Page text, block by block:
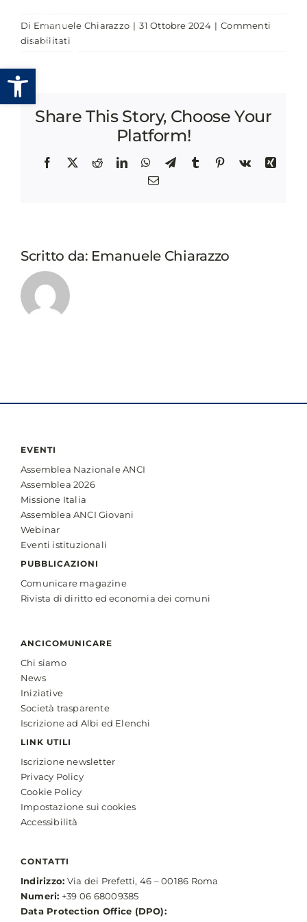
Apri la barra degli strumenti
contenuto
Di Emanuele Chiarazzo | 31 Ottobre 2024 | Commenti
disabilitatisu
ATTRATTIVITÀ
TERRITORIALE:
FINANZIAMENTI
IL
Share This Story, Choose Your
Platform!
Facebook
X RedditLinkedInWhatsApp
TelegramTumblr Pinterest
Vk Xing
Email
Scritto da: Emanuele Chiarazzo
EVENTI
Assemblea Nazionale ANCI
Assemblea 2026
Missione Italia
Assemblea ANCI Giovani
Webinar
Eventi istituzionali
PUBBLICAZIONI
Comunicare magazine
Rivista di diritto ed economia dei comuni
ANCICOMUNICARE
Chi siamo
News
Iniziative
Società trasparente
Iscrizione ad Albi ed Elenchi
LINK UTILI
Iscrizione newsletter
Privacy Policy
Cookie Policy
Impostazione sui cookies
Accessibilità
CONTATTI
Indirizzo: Via dei Prefetti, 46 – 00186 Roma
Numeri: +39 06 68009385
Data Protection Office (DPO):